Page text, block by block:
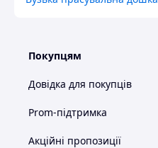
Покупцям
Довідка для покупців
Prom-підтримка
Акційні пропозиції